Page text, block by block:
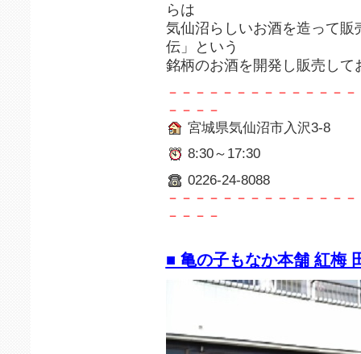
らは
気仙沼らしいお酒を造って
伝」という
銘柄のお酒を開発し販売して
－－－－－－－－－－－－－
－－－－
宮城県気仙沼市入沢3-8
8:30～17:30
0226-24-8088
－－－－－－－－－－－－－
－－－－
■ 亀の子もなか本舗 紅梅